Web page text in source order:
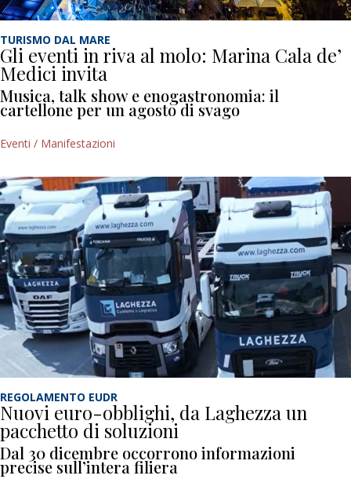
TURISMO DAL MARE
Gli eventi in riva al molo: Marina Cala de’
Medici invita
Musica, talk show e enogastronomia: il
cartellone per un agosto di svago
Eventi / Manifestazioni
REGOLAMENTO EUDR
Nuovi euro-obblighi, da Laghezza un
pacchetto di soluzioni
Dal 30 dicembre occorrono informazioni
precise sull’intera filiera